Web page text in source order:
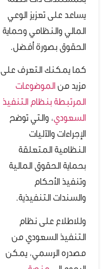
يساعد على تعزيز الوعي
المالي والنظامي وحماية
الحقوق بصورة أفضل.
كما يمكنك التعرف على
مزيد من الموضوعات
المرتبطة بنظام التنفيذ
السعودي، والتي توضح
الإجراءات والآليات
النظامية المتعلقة
بحماية الحقوق المالية
وتنفيذ الأحكام
والسندات التنفيذية.
وللاطلاع على نظام
التنفيذ السعودي من
مصدره الرسمي، يمكن